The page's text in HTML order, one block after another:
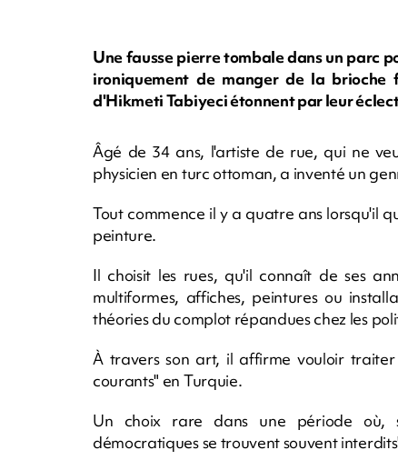
Une fausse pierre tombale dans un parc
ironiquement de manger de la brioche
d'Hikmeti Tabiyeci étonnent par leur
Âgé de 34 ans, l'artiste de rue, qui ne
physicien en turc ottoman, a inventé un
Tout commence il y a quatre ans lorsqu'il
peinture.
Il choisit les rues, qu'il connaît de ses
multiformes, affiches, peintures ou
théories du complot répandues chez les
À travers son art, il affirme vouloir
courants" en Turquie.
Un choix rare dans une période où,
démocratiques se trouvent souvent